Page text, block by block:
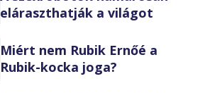
eláraszthatják a világot
Miért nem Rubik Ernőé a
Rubik-kocka joga?